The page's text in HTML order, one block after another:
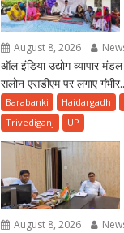
August 8, 2026
ऑल इंडिया उद्योग व्यापार
सलोन एसडीएम पर लगाए
Barabanki Haidargadh
Trivediganj
UP
August 8, 2026